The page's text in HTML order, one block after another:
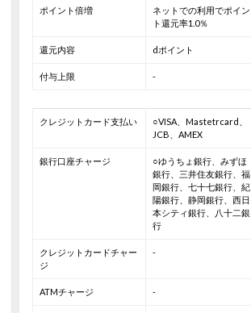
ポイント倍増
ネットでの利用でポイン
ト還元率1.0％
還元内容 dポイント
付与上限 -
クレジットカード支払い
○VISA、Mastetrcard、
JCB、AMEX
銀行口座チャージ
○ゆうちょ銀行、みずほ
銀行、三井住友銀行、福
岡銀行、七十七銀行、紀
陽銀行、静岡銀行、西日
本シティ銀行、八十二銀
行
クレジットカードチャー
ジ
-
ATMチャージ -